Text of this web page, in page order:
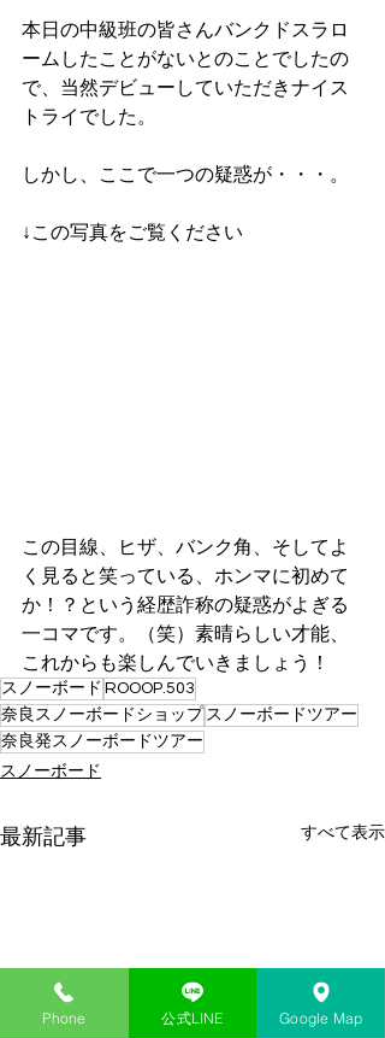
本日の中級班の皆さんバンクドスラロ
ームしたことがないとのことでしたの
で、当然デビューしていただきナイス
トライでした。
しかし、ここで一つの疑惑が・・・。
↓この写真をご覧ください
この目線、ヒザ、バンク角、そしてよ
く見ると笑っている、ホンマに初めて
か！？という経歴詐称の疑惑がよぎる
一コマです。（笑）素晴らしい才能、
これからも楽しんでいきましょう！
スノーボード ROOOP.503
奈良スノーボードショップ スノーボードツアー
奈良発スノーボードツアー
スノーボード
最新記事 すべて表示
Phone 公式LINE Google Map